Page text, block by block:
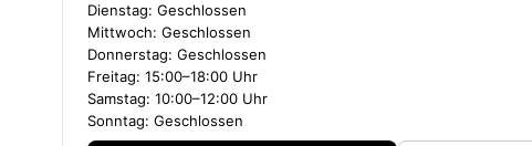
Dienstag: Geschlossen
Mittwoch: Geschlossen
Donnerstag: Geschlossen
Freitag: 15:00–18:00 Uhr
Samstag: 10:00–12:00 Uhr
Sonntag: Geschlossen